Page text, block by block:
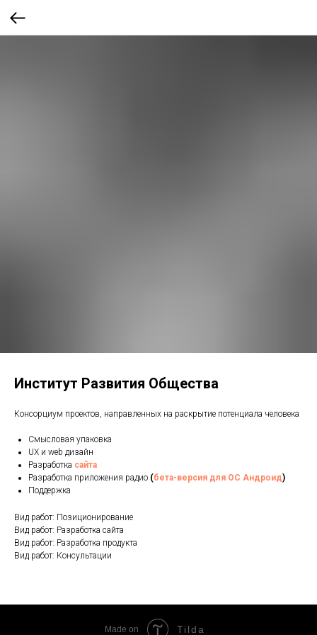
Институт Развития Общества
Консорциум проектов, направленных на раскрытие потенциала человека
Смысловая упаковка
UX и web дизайн
Разработка сайта
Разработка приложения радио (бета-версия для ОС Андроид)
Поддержка
Вид работ: Позиционирование
Вид работ: Разработка сайта
Вид работ: Разработка продукта
Вид работ: Консультации
Made on Tilda